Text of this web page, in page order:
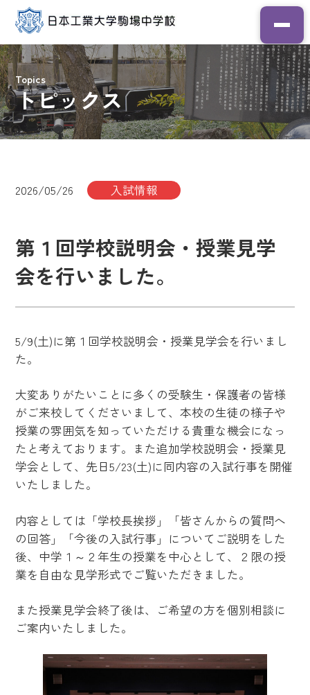
トピックス
Topics
2026/05/26 入試情報
第１回学校説明会・授業見学
会を行いました。
5/9(土)に第１回学校説明会・授業見学会を行いまし
た。
大変ありがたいことに多くの受験生・保護者の皆様
がご来校してくださいまして、本校の生徒の様子や
授業の雰囲気を知っていただける貴重な機会になっ
たと考えております。また追加学校説明会・授業見
学会として、先日5/23(土)に同内容の入試行事を開催
いたしました。
内容としては「学校長挨拶」「皆さんからの質問へ
の回答」「今後の入試行事」についてご説明をした
後、中学１～２年生の授業を中心として、２限の授
業を自由な見学形式でご覧いただきました。
また授業見学会終了後は、ご希望の方を個別相談に
ご案内いたしました。